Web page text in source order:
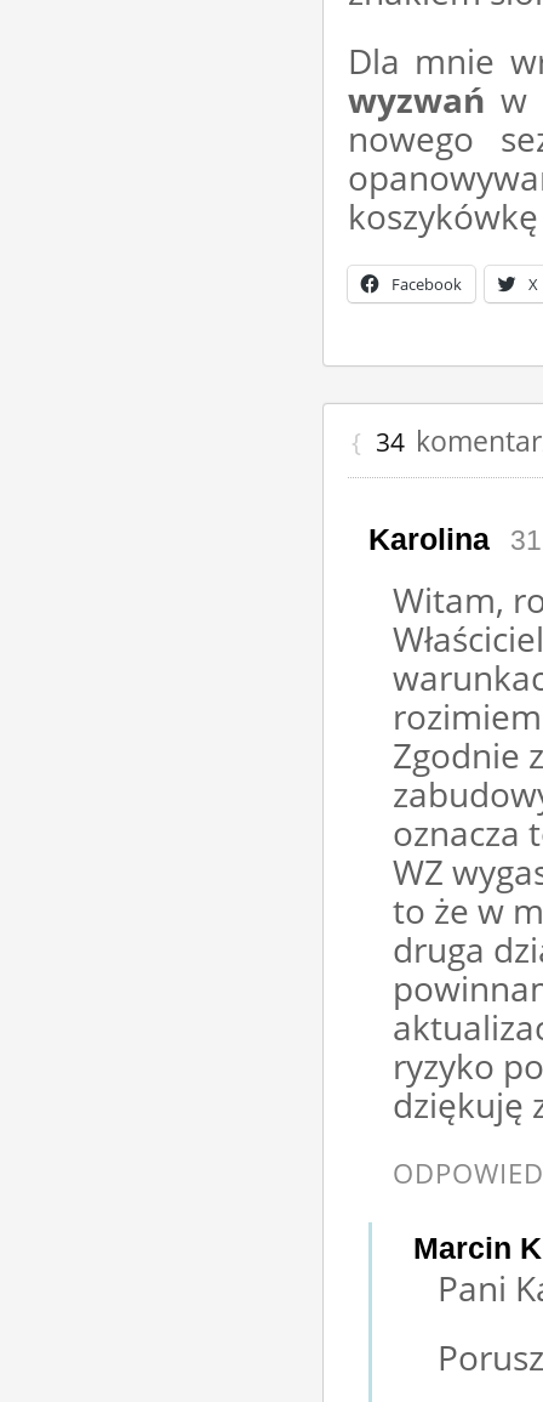
Dla mnie
wyzwań w
nowego
Facebook X
{ 34
Karolina
Witam,
Zgodnie
oznacza
WZ
to że w
druga
ryzyko
dziękuję
Marcin
Pani